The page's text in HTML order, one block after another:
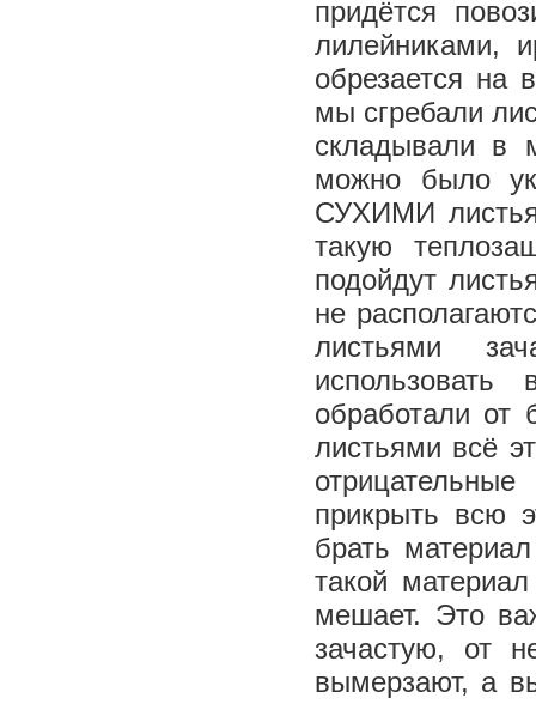
придётся
лилейниками,
обрезается на
мы сгребали
складывали в
можно было
СУХИМИ
такую
подойдут
не
листьями
обработали от
листьями всё
прикрыть всю
брать
такой
мешает. Это
зачастую, от
вымерзают, а